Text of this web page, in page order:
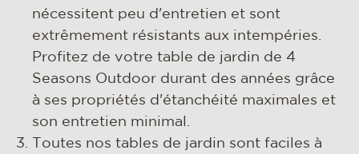
nécessitent peu d'entretien et sont
extrêmement résistants aux intempéries.
Profitez de votre table de jardin de 4
Seasons Outdoor durant des années grâce
à ses propriétés d'étanchéité maximales et
son entretien minimal.
Toutes nos tables de jardin sont faciles à